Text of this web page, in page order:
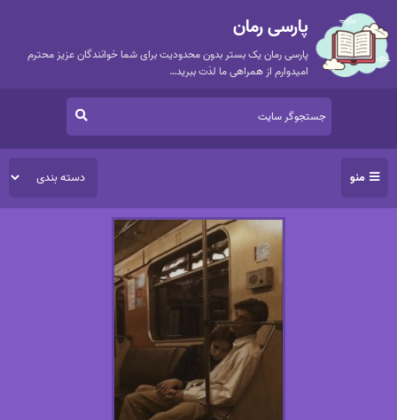
پارسی رمان
پارسی رمان یک بستر بدون محدودیت برای شما خوانندگان عزیز محترم
امیدوارم از همراهی ما لذت ببرید…
منو